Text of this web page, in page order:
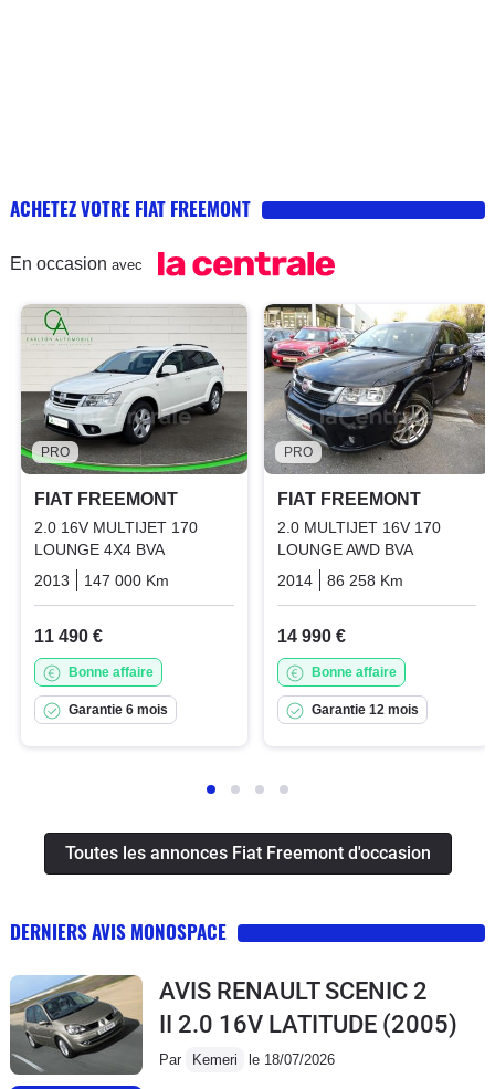
ACHETEZ VOTRE FIAT FREEMONT
En occasion avec
PRO
FIAT FREEMONT
2.0 16V MULTIJET 170
LOUNGE 4X4 BVA
2013
147 000 Km Diesel
11 490 €
Bonne affaire
Garantie 6 mois
PRO
FIAT FREEMONT
2.0 MULTIJET 16V 170
LOUNGE AWD BVA
2014
86 258 Km
14 990 €
Bonne affaire
Garantie 12 mois
Toutes les annonces Fiat Freemont d'occasion
DERNIERS AVIS MONOSPACE
AVIS RENAULT SCENIC 2
II 2.0 16V LATITUDE (2005)
Par Kemeri le 18/07/2026